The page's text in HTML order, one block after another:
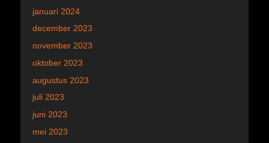
januari 2024
december 2023
november 2023
oktober 2023
augustus 2023
juli 2023
juni 2023
mei 2023